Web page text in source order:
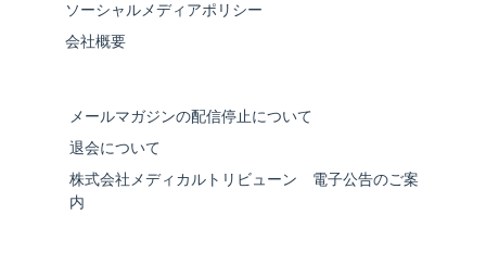
ソーシャルメディアポリシー
会社概要
メールマガジンの配信停止について
退会について
株式会社メディカルトリビューン 電子公告のご案
内